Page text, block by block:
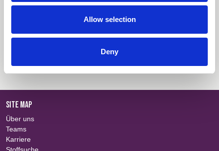
Allow selection
Deny
Farbinformationen Einloggen
Informationen über Zertifikate
SITE MAP
Über uns
Teams
Karriere